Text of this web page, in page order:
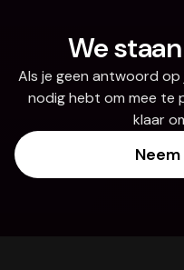
We
Als je geen antwoord
nodig hebt om mee te
klaar